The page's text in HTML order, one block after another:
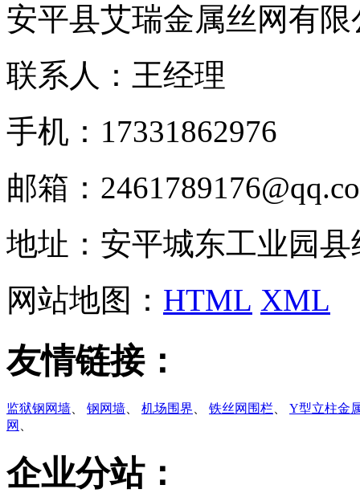
安平县艾瑞金属丝网有限
联系人：王经理
手机：17331862976
邮箱：
地址：安平城东工业园县
网站地图： HTML XML
友情链接：
监狱钢网墙 钢网墙 机场围界 铁丝网围栏
Y型立柱金
网
企业分站：